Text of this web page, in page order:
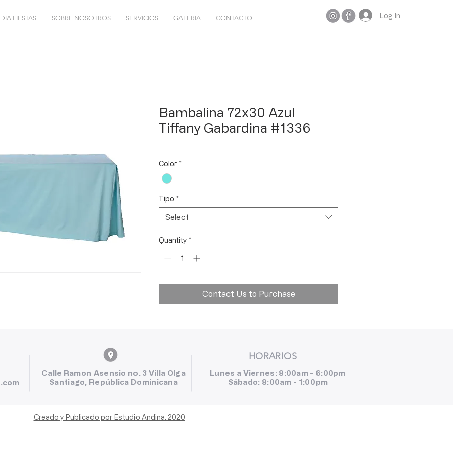
FIESTAS SOBRE NOSOTROS SERVICIOS GALERIA CONTACTO Log In
Bambalina 72x30 Azul
Tiffany Gabardina #1336
Color *
Tipo *
Select
Quantity *
Contact Us to Purchase
HORARIOS
Calle Ramon Asensio no. 3 Villa Olga
Santiago, República Dominicana
Lunes a Viernes: 8:00am - 6:00pm
Sábado: 8:00am - 1:00pm
Creado y Publicado por Estudio Andina. 2020